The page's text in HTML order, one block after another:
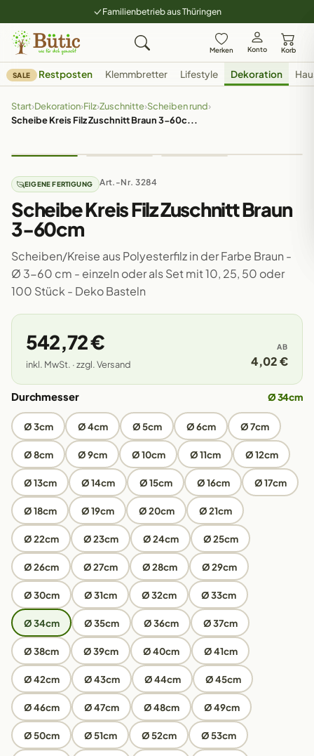
Familienbetrieb aus Thüringen
Merken Konto Korb
SALE Restposten Klemmbretter Lifestyle Dekoration
Start›Dekoration›Filz›Zuschnitte›Scheiben rund›
Scheibe Kreis Filz Zuschnitt Braun 3-60c...
EIGENE FERTIGUNG Art.-Nr. 3284
Scheibe Kreis Filz Zuschnitt Braun
3-60cm
Scheiben/Kreise aus Polyesterfilz in der Farbe Braun -
Ø 3-60 cm - einzeln oder als Set mit 10, 25, 50 oder
100 Stück - Deko Basteln
542,72 €
inkl. MwSt. · zzgl. Versand
AB
4,02 €
Durchmesser Ø 34cm
Ø 3cm Ø 4cm Ø 5cm Ø 6cm Ø 7cm
Ø 8cm Ø 9cm Ø 10cm Ø 11cm Ø 12cm
Ø 13cm Ø 14cm Ø 15cm Ø 16cm Ø 17cm
Ø 18cm Ø 19cm Ø 20cm Ø 21cm
Ø 22cm Ø 23cm Ø 24cm Ø 25cm
Ø 26cm Ø 27cm Ø 28cm Ø 29cm
Ø 30cm Ø 31cm Ø 32cm Ø 33cm
Ø 34cm Ø 35cm Ø 36cm Ø 37cm
Ø 38cm Ø 39cm Ø 40cm Ø 41cm
Ø 42cm Ø 43cm Ø 44cm Ø 45cm
Ø 46cm Ø 47cm Ø 48cm Ø 49cm
Ø 50cm Ø 51cm Ø 52cm Ø 53cm